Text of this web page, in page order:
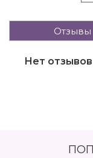
Отзывы
Нет